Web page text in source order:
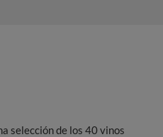
selección de los 40 vinos